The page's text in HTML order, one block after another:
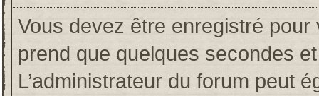
Vous devez être enregistré pour
prend que quelques secondes
L’administrateur du forum peut